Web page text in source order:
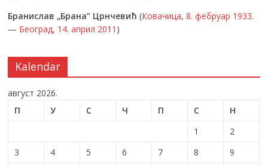
Бранислав „Брана” Црнчевић (Ковачица,8. фебруар 1933.
— Београд, 14. април 2011 )
Kalendar
август 2026.
П
У С Ч П С
Н
1
2
3
4 5 6 7 8
9